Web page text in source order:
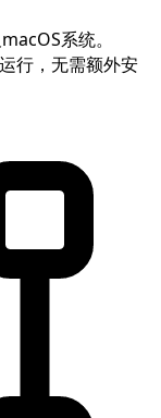
系统。
行，无需额外安